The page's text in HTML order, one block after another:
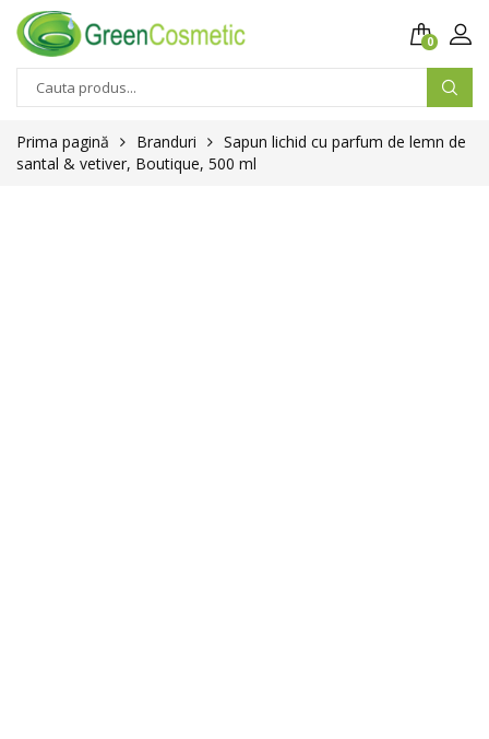
0
Prima pagină Branduri
Sapun lichid cu parfum de lemn de
santal & vetiver, Boutique, 500 ml